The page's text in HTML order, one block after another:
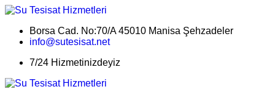
Borsa Cad. No:70/A 45010 Manisa Şehzadeler
info@sutesisat.net
7/24 Hizmetinizdeyiz